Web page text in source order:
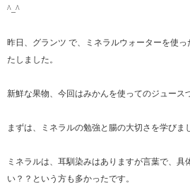
^_^
昨日、グランツ で、ミネラルウォーターを使
たしました。
新鮮な果物、今回はみかんを使ってのジュース
まずは、ミネラルの勉強と腸の大切さを学びま
ミネラルは、耳馴染みはありますが言葉で、具
い？？という方も多かったです。